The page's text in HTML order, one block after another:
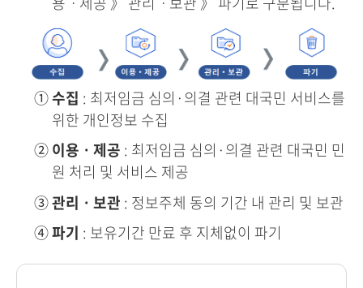
①수집 : 최저임금 심의·의결 관련 대국민 서비스를
위한 개인정보 수집
② 이용ㆍ제공 : 최저임금 심의·의결 관련 대국민 민
원 처리 및 서비스 제공
③관리ㆍ보관 : 정보주체 동의 기간 내 관리 및 보관
④파기 : 보유기간 만료 후 지체없이 파기